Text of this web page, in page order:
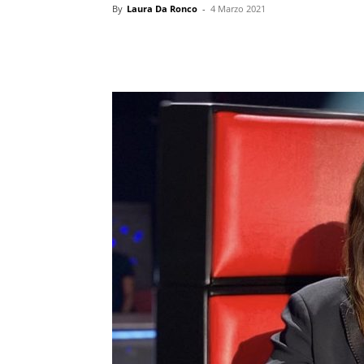
By Laura Da Ronco - 4 Marzo 2021